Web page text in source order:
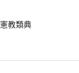
憲教類典